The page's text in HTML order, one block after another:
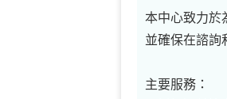
本中心致力於
並確保在諮詢
主要服務：